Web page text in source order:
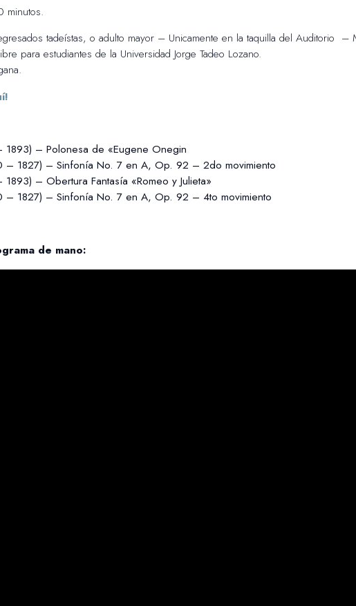
minutos.
tadeístas, o adulto mayor – Unicamente en la taquilla del Auditorio –
para estudiantes de la Universidad Jorge Tadeo Lozano.
1893) – Polonesa de «Eugene Onegin
– 1827) – Sinfonía No. 7 en A, Op. 92 – 2do movimiento
– Obertura Fantasía «Romeo y Julieta»
– 1827) – Sinfonía No. 7 en A, Op. 92 – 4to movimiento
de mano: